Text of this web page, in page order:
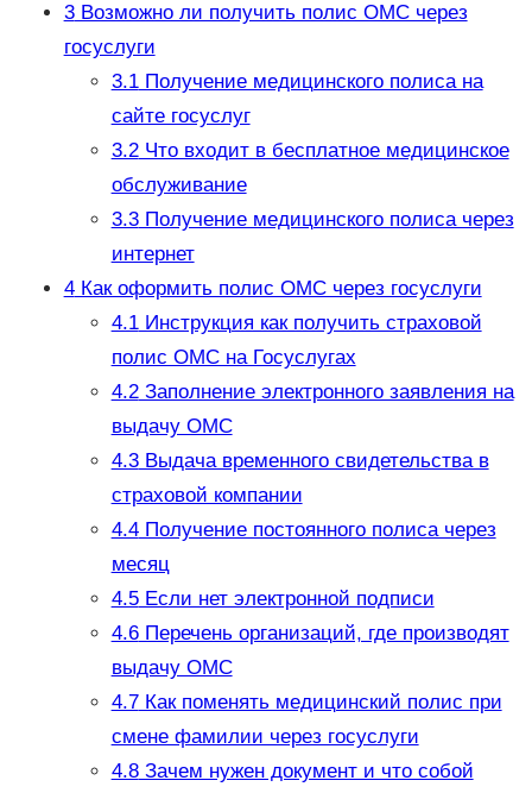
3Возможно ли получить полис ОМС через
госуслуги
3.1Получение медицинского полиса на
сайте госуслуг
3.2Что входит в бесплатное медицинское
обслуживание
3.3Получение медицинского полиса через
интернет
4Как оформить полис ОМС через госуслуги
4.1Инструкция как получить страховой
полис ОМС на Госуслугах
4.2Заполнение электронного заявления на
выдачу ОМС
4.3Выдача временного свидетельства в
страховой компании
4.4Получение постоянного полиса через
месяц
4.5Если нет электронной подписи
4.6Перечень организаций, где производят
выдачу ОМС
4.7Как поменять медицинский полис при
смене фамилии через госуслуги
4.8Зачем нужен документ и что собой